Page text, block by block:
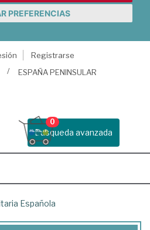
PREFERENCIAS
Registrarse
ESPAÑA PENINSULAR
Busqueda avanzada
0
Española